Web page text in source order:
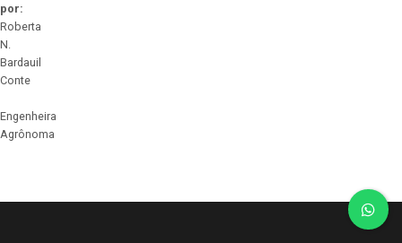
por:
Roberta
N.
Bardauil
Conte
Engenheira
Agrônoma